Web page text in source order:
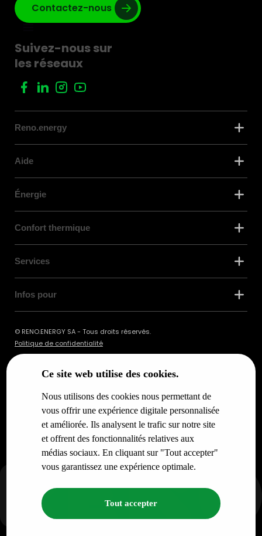
Ce site web utilise des cookies.
Nous utilisons des cookies nous permettant de
vous offrir une expérience digitale personnalisée
et améliorée. Ils analysent le trafic sur notre site
et offrent des fonctionnalités relatives aux
médias sociaux. En cliquant sur "Tout accepter"
vous garantissez une expérience optimale.
Tout accepter
Contactez-nous
Suivez-nous sur
les réseaux
Reno.energy
Aide
Énergie
Confort thermique
Services
Infos pour
© RENO.ENERGY SA - Tous droits réservés.
Politique de confidentialité